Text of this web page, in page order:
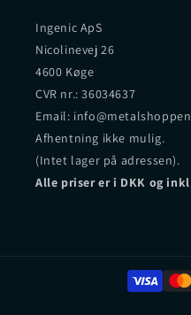
Ingenic ApS
Nicolinevej 26
4600 Køge
CVR nr.: 36034637
Email:
Afhentning ikke mulig.
(Intet lager på adressen).
Alle priser er i DKK og